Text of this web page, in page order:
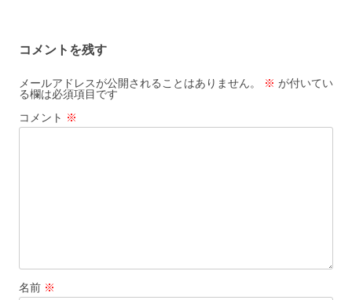
ゲ
ー
シ
ョ
コメントを残す
メールアドレスが公開されることはありません。 ※ が付いてい
る欄は必須項目です
コメント ※
名前 ※